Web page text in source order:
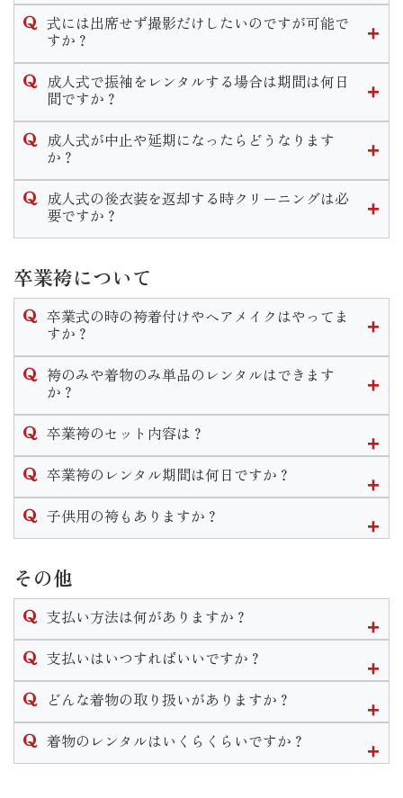
式当日、前撮り共にメイクをするかしないかお選び頂けま
す。
くる等の方法もあります。
ウ やリップ等を着物に合う様ポイントで手直し希望のお客様
もいらっしゃいます。
心ください。
式には出席せず撮影だけしたいのですが可能で
すか？
当店では撮影のみのプランがございます。
お持ちの振袖を着用しての撮影「持ち込み撮影コース」と
す。
どちらのコースでも一度ご来店頂きお打ち合わせや衣装選び
成人式で振袖をレンタルする場合は期間は何日
間ですか？
当店で式当日のお支度をするお客様は式から１０日間がレン
タル期間となっております。
合はレンタル期間は１ヶ月設けております。
成人式が中止や延期になったらどうなります
か？
年度毎の対応をHP内の「お知らせ」に掲載しております。
ご不明な点がございましたらお気軽に店舗までお問い合わせ
成人式の後衣装を返却する時クリーニングは必
要ですか？
ご着用後はそのまま後ご返却頂けます。
なお著しい汚れや破損等がある場合はご返却の際にスタッフ
までお伝えいただきます様お願い致します。
卒業袴について
卒業式の時の袴着付けやヘアメイクはやってま
すか？
当店で衣装のレンタルをご成約いただいたお客様のお支度予
約は受け付けております。
イクの予約は受け付けておりませんのでご自身でして頂きま
す様お願い致します。
※衣装完全持ち込みでのお支度予約はご遠慮いただいており
袴のみや着物のみ単品のレンタルはできます
か？
卒業袴は単品でのレンタルも行なっております。２尺袖や訪
問着、袴のみのレンタルは可能です。
ん。
※振袖関連の衣装は単品レンタルは行っておりません。
卒業袴のセット内容は？
卒業袴は２尺袖(着物)と袴をお好きな組み合わせで選べます。
２尺袖・袴・襦袢・重ね衿・袴下帯・草履・巾着・肌着・着
物
◆袴をレンタル→袴下帯・草履
がセットで付いてきます。
単品でも巾着のレンタルは可能ですのでお申し付けくださ
い。
※ブーツのレンタルはございません。
卒業袴のレンタル期間は何日ですか？
袴のレンタル期間は最長で1週間となります。
子供用の袴もありますか？
小学校卒業用の衣装の取り扱いはございません。
その他
支払い方法は何がありますか？
現金かクレジットカードでのお支払いとなります。
支払いはいつすればいいですか？
ご契約いただくお衣装によって支払い期限は異なります。
のご入金をお願いしております。
どんな着物の取り扱いがありますか？
レンタル衣装は振袖・男性袴・女子袴・訪問着・黒留袖・喪
服・七五三・初着がございます。
着物のレンタルはいくらくらいですか？